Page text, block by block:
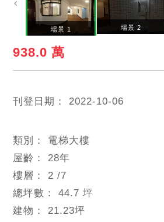
場景 1 場景 2
938.0 萬
刊登日期： 2022-10-06
類別： 電梯大樓
屋齡： 28年
樓層： 2 /7
總坪數：44.7 坪
建物： 21.23坪